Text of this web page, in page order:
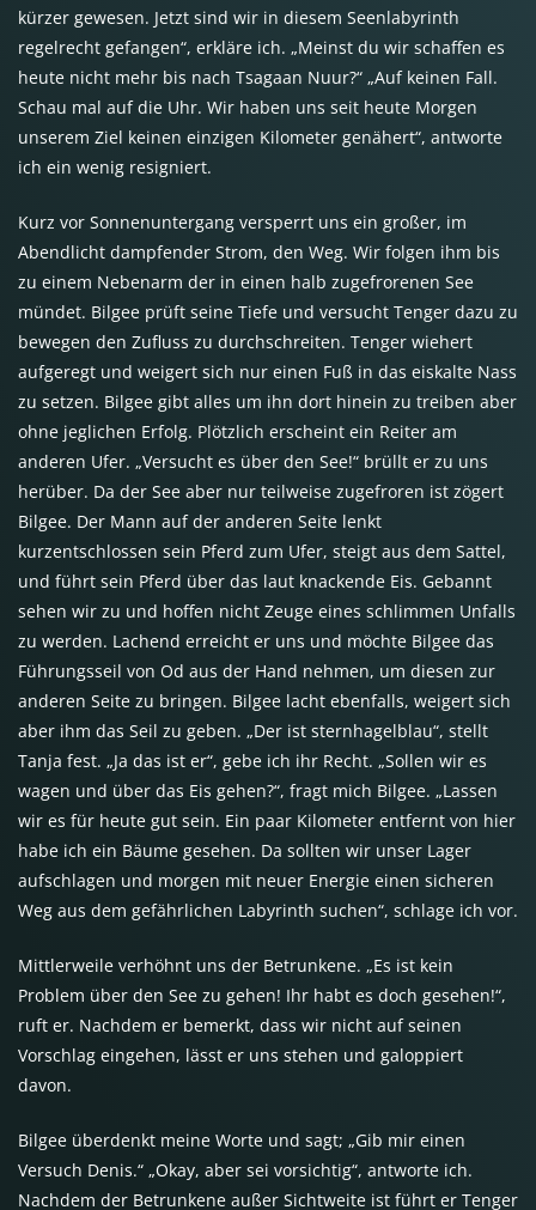
kürzer gewesen. Jetzt sind wir in diesem Seenlabyrinth
regelrecht gefangen“, erkläre ich. „Meinst du wir schaffen es
heute nicht mehr bis nach Tsagaan Nuur?“ „Auf keinen Fall.
Schau mal auf die Uhr. Wir haben uns seit heute Morgen
unserem Ziel keinen einzigen Kilometer genähert“, antworte
ich ein wenig resigniert.
Kurz vor Sonnenuntergang versperrt uns ein großer, im
Abendlicht dampfender Strom, den Weg. Wir folgen ihm bis
zu einem Nebenarm der in einen halb zugefrorenen See
mündet. Bilgee prüft seine Tiefe und versucht Tenger dazu zu
bewegen den Zufluss zu durchschreiten. Tenger wiehert
aufgeregt und weigert sich nur einen Fuß in das eiskalte Nass
zu setzen. Bilgee gibt alles um ihn dort hinein zu treiben aber
ohne jeglichen Erfolg. Plötzlich erscheint ein Reiter am
anderen Ufer. „Versucht es über den See!“ brüllt er zu uns
herüber. Da der See aber nur teilweise zugefroren ist zögert
Bilgee. Der Mann auf der anderen Seite lenkt
kurzentschlossen sein Pferd zum Ufer, steigt aus dem Sattel,
und führt sein Pferd über das laut knackende Eis. Gebannt
sehen wir zu und hoffen nicht Zeuge eines schlimmen Unfalls
zu werden. Lachend erreicht er uns und möchte Bilgee das
Führungsseil von Od aus der Hand nehmen, um diesen zur
anderen Seite zu bringen. Bilgee lacht ebenfalls, weigert sich
aber ihm das Seil zu geben. „Der ist sternhagelblau“, stellt
Tanja fest. „Ja das ist er“, gebe ich ihr Recht. „Sollen wir es
wagen und über das Eis gehen?“, fragt mich Bilgee. „Lassen
wir es für heute gut sein. Ein paar Kilometer entfernt von hier
habe ich ein Bäume gesehen. Da sollten wir unser Lager
aufschlagen und morgen mit neuer Energie einen sicheren
Weg aus dem gefährlichen Labyrinth suchen“, schlage ich vor.
Mittlerweile verhöhnt uns der Betrunkene. „Es ist kein
Problem über den See zu gehen! Ihr habt es doch gesehen!“,
ruft er. Nachdem er bemerkt, dass wir nicht auf seinen
Vorschlag eingehen, lässt er uns stehen und galoppiert
davon.
Bilgee überdenkt meine Worte und sagt; „Gib mir einen
Versuch Denis.“ „Okay, aber sei vorsichtig“, antworte ich.
Nachdem der Betrunkene außer Sichtweite ist führt er Tenger